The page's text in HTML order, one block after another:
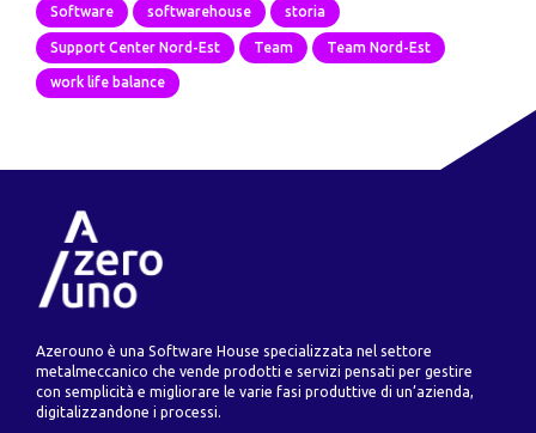
Software softwarehouse storia
Support Center Nord-Est Team Team Nord-Est
work life balance
Azerouno è una Software House specializzata nel settore
metalmeccanico che vende prodotti e servizi pensati per gestire
con semplicità e migliorare le varie fasi produttive di un’azienda,
digitalizzandone i processi.